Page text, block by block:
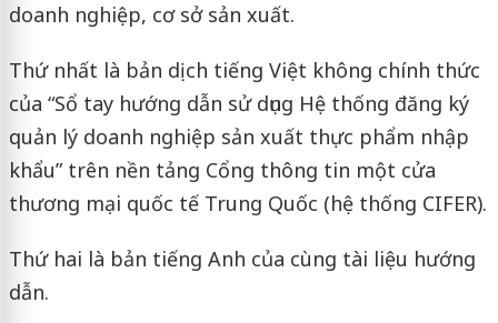
doanh nghiệp, cơ sở sản xuất.
Thứ nhất là bản dịch tiếng Việt không chính thức
của “Sổ tay hướng dẫn sử dụng Hệ thống đăng ký
quản lý doanh nghiệp sản xuất thực phẩm nhập
khẩu” trên nền tảng Cổng thông tin một cửa
thương mại quốc tế Trung Quốc (hệ thống CIFER).
Thứ hai là bản tiếng Anh của cùng tài liệu hướng
dẫn.